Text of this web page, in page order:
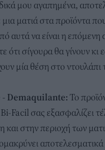
μου αγαπημένα,
μια ματιά στα προϊόντα
αυτά να είναι η
ότι σίγουρα θα γίνουν
μία θέση στο ντουλάπι
Demaquilante : Το
Facil σας εξασφαλίζει
και στην περιοχή των
αποτελεσματικά